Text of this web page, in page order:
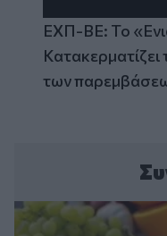
ΕΧΠ-ΒΕ: Το
των